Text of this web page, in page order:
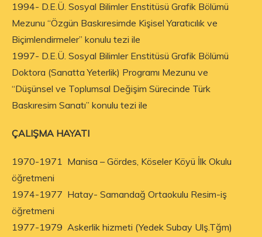
1994- D.E.Ü. Sosyal Bilimler Enstitüsü Grafik Bölümü
Mezunu “Özgün Baskıresimde Kişisel Yaratıcılık ve
Biçimlendirmeler” konulu tezi ile
1997- D.E.Ü. Sosyal Bilimler Enstitüsü Grafik Bölümü
Doktora (Sanatta Yeterlik) Programı Mezunu ve
“Düşünsel ve Toplumsal Değişim Sürecinde Türk
Baskıresim Sanatı” konulu tezi ile
ÇALIŞMA HAYATI
1970-1971 Manisa – Gördes, Köseler Köyü İlk Okulu
öğretmeni
1974-1977 Hatay- Samandağ Ortaokulu Resim-iş
öğretmeni
1977-1979 Askerlik hizmeti (Yedek Subay Ulş.Tğm)